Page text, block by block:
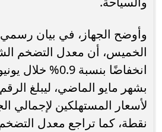
وأوضح الجهاز، في بيان رسمي
الخميس، أن معدل التضخم
بشهر مايو الماضي، ليبلغ
نقطة، كما تراجع معدل